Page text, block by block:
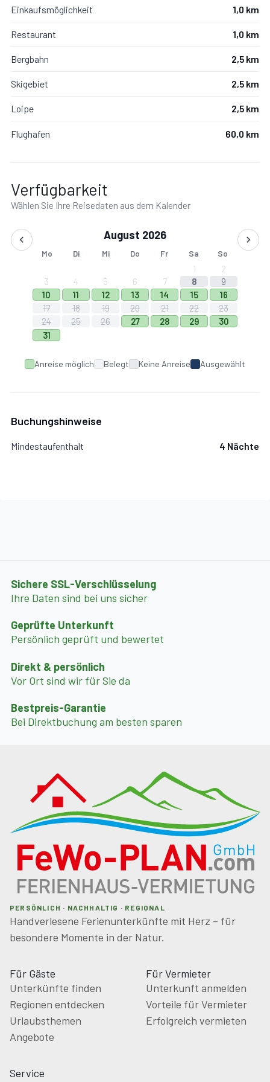
Einkaufsmöglichkeit 1,0 km
Restaurant 1,0 km
Bergbahn 2,5 km
Skigebiet 2,5 km
Loipe 2,5 km
Flughafen 60,0 km
Verfügbarkeit
Wählen Sie Ihre Reisedaten aus dem Kalender
August 2026
Mo Di Mi Do Fr Sa So
1
2
3
4 5 6 7 8
9
10
11 12 13 14 15
16
17
18 19 20 21 22
23
24
25 26 27 28 29
30
31
Anreise möglich Belegt Keine Anreise Ausgewählt
Buchungshinweise
Mindestaufenthalt 4 Nächte
Sichere SSL-Verschlüsselung
Ihre Daten sind bei uns sicher
Geprüfte Unterkunft
Persönlich geprüft und bewertet
Direkt & persönlich
Vor Ort sind wir für Sie da
Bestpreis-Garantie
Bei Direktbuchung am besten sparen
PERSÖNLICH · NACHHALTIG · REGIONAL
Handverlesene Ferienunterkünfte mit Herz – für
besondere Momente in der Natur.
Für Gäste
Unterkünfte finden
Regionen entdecken
Urlaubsthemen
Angebote
Für Vermieter
Unterkunft anmelden
Vorteile für Vermieter
Erfolgreich vermieten
Service